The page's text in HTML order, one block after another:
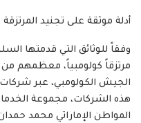
أدلة موثقة على تجنيد المرتزقة
مرتزقاً كولومبياً، معظمهم
الجيش الكولومبي، عبر
المواطن الإماراتي محمد حمدان